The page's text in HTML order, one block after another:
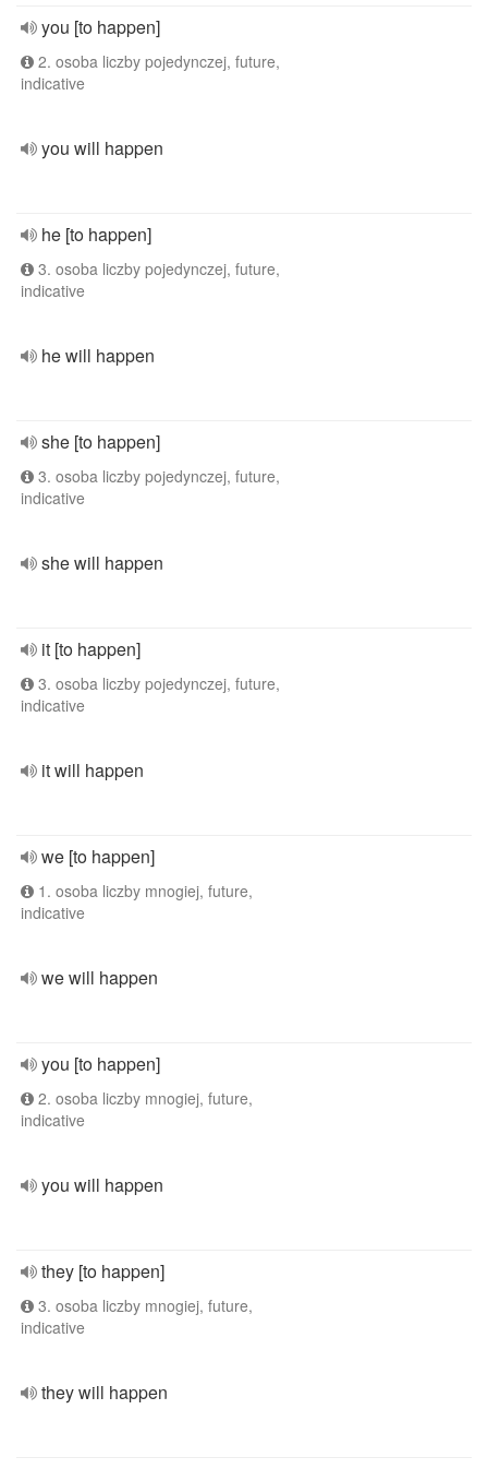
you [to happen]
2. osoba liczby pojedynczej, future,
indicative
you will happen
he [to happen]
3. osoba liczby pojedynczej, future,
indicative
he will happen
she [to happen]
3. osoba liczby pojedynczej, future,
indicative
she will happen
it [to happen]
3. osoba liczby pojedynczej, future,
indicative
it will happen
we [to happen]
1. osoba liczby mnogiej, future,
indicative
we will happen
you [to happen]
2. osoba liczby mnogiej, future,
indicative
you will happen
they [to happen]
3. osoba liczby mnogiej, future,
indicative
they will happen